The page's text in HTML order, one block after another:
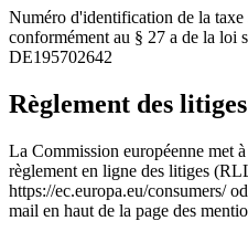
Numéro d'identification de la
conformément au § 27 a de la loi
DE195702642
Règlement des
La Commission européenne met
règlement en ligne des litiges
https://ec.europa.eu/consumers/
mail en haut de la page des